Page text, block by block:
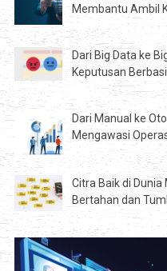
Membantu Ambil
Dari Big Data ke
Keputusan
Dari Manual ke
Mengawasi
Citra Baik di Dunia
Bertahan dan